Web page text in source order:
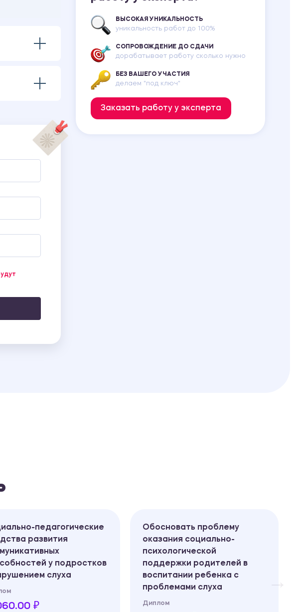
ВЫСОКАЯ УНИКАЛЬНОСТЬ
уникальность работ до 100%
СОПРОВОЖДЕНИЕ ДО СДАЧИ
дорабатывает работу сколько нужно
БЕЗ ВАШЕГО УЧАСТИЯ
делаем "под ключ"
Заказать работу у эксперта
педагогические
развития
у подростков
слуха
₽
Обосновать проблему
оказания социально-
психологической
поддержки родителей в
воспитании ребенка с
проблемами слуха
Диплом